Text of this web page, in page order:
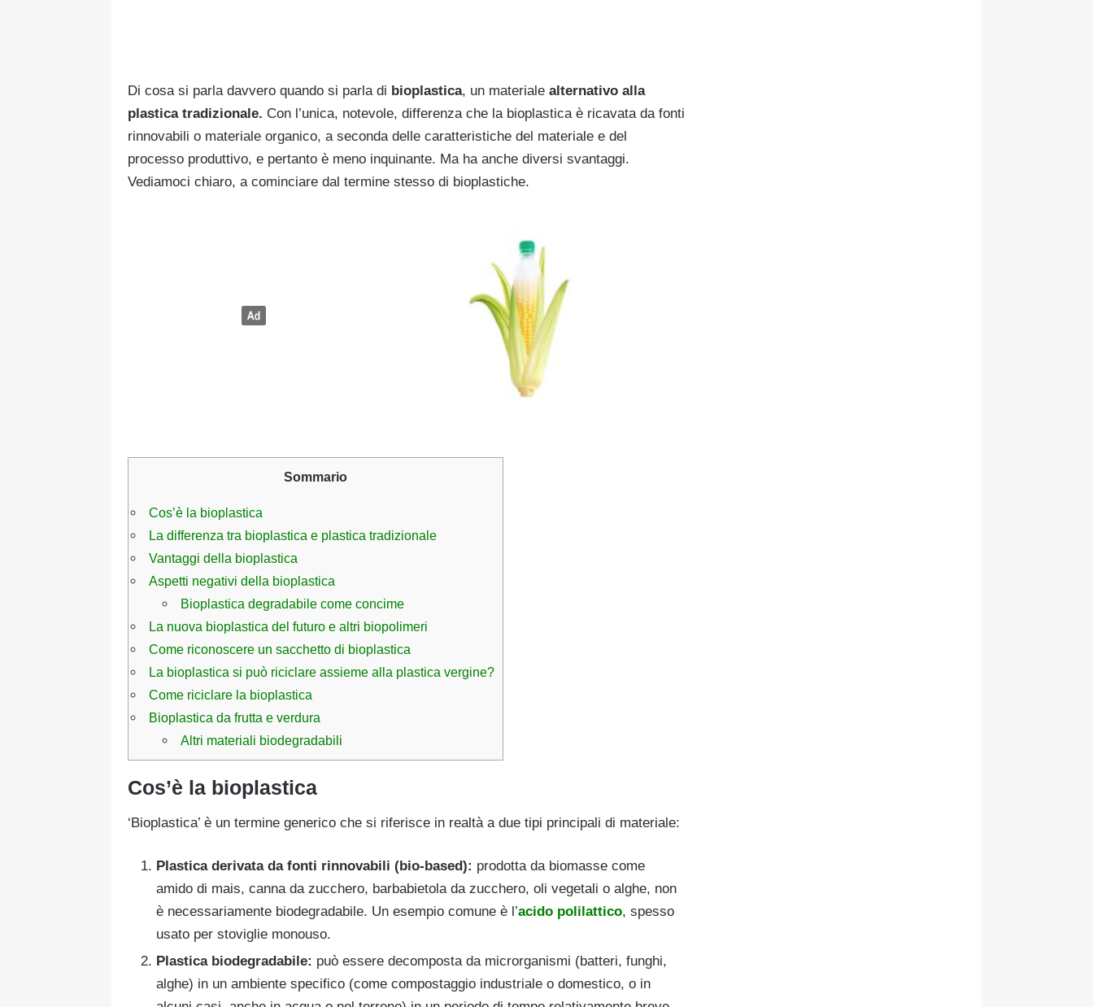
Di cosa si parla davvero quando si parla di bioplastica, un materiale alternativo alla
plastica tradizionale. Con l’unica, notevole, differenza che la bioplastica è ricavata da fonti
rinnovabili o materiale organico, a seconda delle caratteristiche del materiale e del
processo produttivo, e pertanto è meno inquinante. Ma ha anche diversi svantaggi.
Vediamoci chiaro, a cominciare dal termine stesso di bioplastiche.
Sommario
Cos’è la bioplastica
La differenza tra bioplastica e plastica tradizionale
Vantaggi della bioplastica
Aspetti negativi della bioplastica
Bioplastica degradabile come concime
La nuova bioplastica del futuro e altri biopolimeri
Come riconoscere un sacchetto di bioplastica
La bioplastica si può riciclare assieme alla plastica vergine?
Come riciclare la bioplastica
Bioplastica da frutta e verdura
Altri materiali biodegradabili
Cos’è la bioplastica
‘Bioplastica’ è un termine generico che si riferisce in realtà a due tipi principali di materiale:
Plastica derivata da fonti rinnovabili (bio-based): prodotta da biomasse come
amido di mais, canna da zucchero, barbabietola da zucchero, oli vegetali o alghe, non
è necessariamente biodegradabile. Un esempio comune è l’acido polilattico, spesso
usato per stoviglie monouso.
Plastica biodegradabile: può essere decomposta da microrganismi (batteri, funghi,
alghe) in un ambiente specifico (come compostaggio industriale o domestico, o in